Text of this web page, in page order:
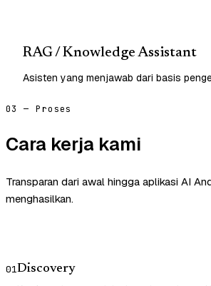
RAG / Knowledge Assistant
Asisten yang menjawab dari basis
03 — Proses
Cara kerja kami
Transparan dari awal hingga aplikasi AI
menghasilkan.
01Discovery